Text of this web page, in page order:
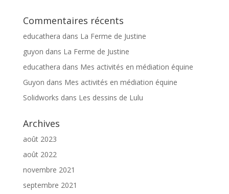
Commentaires récents
educathera dans La Ferme de Justine
guyon dans La Ferme de Justine
educathera dans Mes activités en médiation équine
Guyon dans Mes activités en médiation équine
Solidworks dans Les dessins de Lulu
Archives
août 2023
août 2022
novembre 2021
septembre 2021